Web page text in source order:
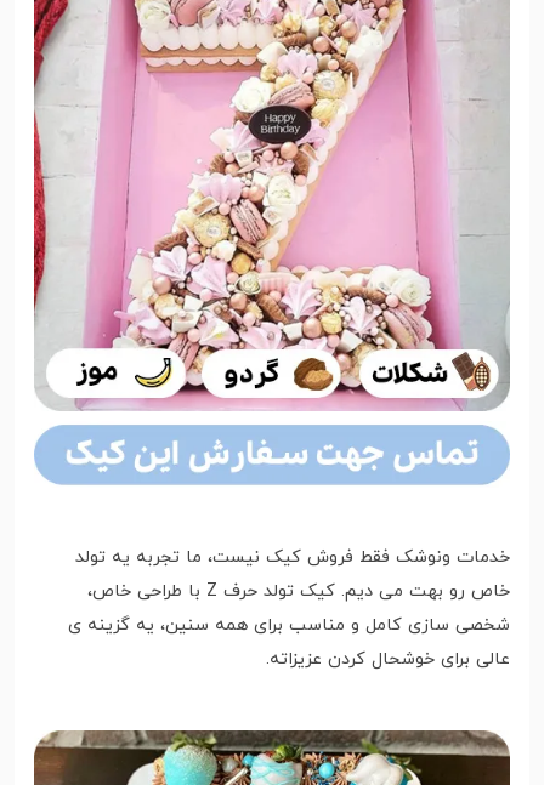
خدمات ونوشک فقط فروش کیک نیست، ما تجربه یه تولد
خاص رو بهت می دیم. کیک تولد حرف Z با طراحی خاص،
شخصی سازی کامل و مناسب برای همه سنین، یه گزینه ی
عالی برای خوشحال کردن عزیزاته.